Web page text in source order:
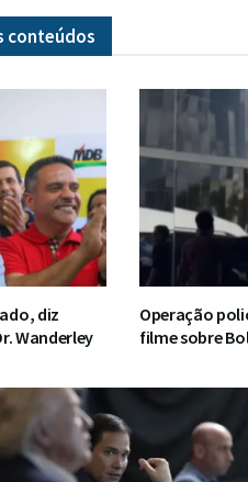
conteúdos
diz
Wanderley
Operação
filme sobre